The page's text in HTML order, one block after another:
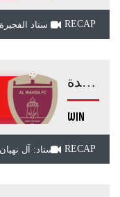
ستاد الفجيرة RECAP
الوحدة
WIN
استاد: آل نهيان RECAP